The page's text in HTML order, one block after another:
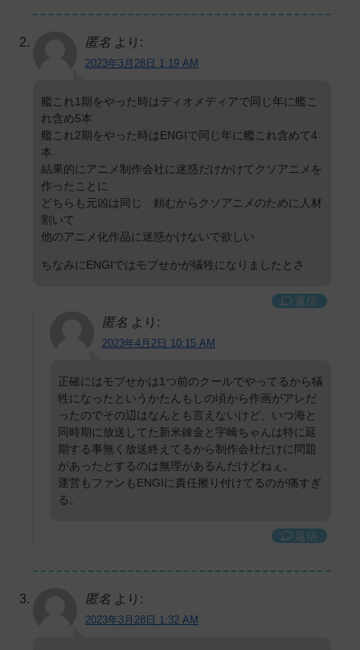
匿名 より:
2023年3月28日 1:19 AM
艦これ1期をやった時はディオメディアで同じ年に艦こ
れ含め5本
艦これ2期をやった時はENGIで同じ年に艦これ含めて4
本
結果的にアニメ制作会社に迷惑だけかけてクソアニメを
作ったことに
どちらも元凶は同じ 頼むからクソアニメのために人材
割いて
他のアニメ化作品に迷惑かけないで欲しい
ちなみにENGIではモブせかが犠牲になりましたとさ
返信
匿名 より:
2023年4月2日 10:15 AM
正確にはモブせかは1つ前のクールでやってるから犠
牲になったというかたんもしの頃から作画がアレだ
ったのでその辺はなんとも言えないけど、いつ海と
同時期に放送してた新米錬金と宇崎ちゃんは特に延
期する事無く放送終えてるから制作会社だけに問題
があったとするのは無理があるんだけどねぇ。
運営もファンもENGIに責任擦り付けてるのが痛すぎ
る。
返信
匿名 より:
2023年3月28日 1:32 AM